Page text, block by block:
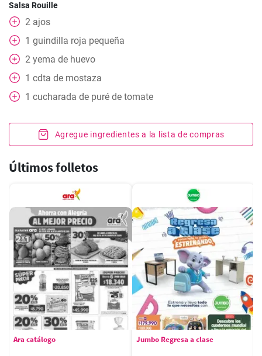
Salsa Rouille
2 ajos
1 guindilla roja pequeña
2 yema de huevo
1 cdta de mostaza
1 cucharada de puré de tomate
Agregue ingredientes a la lista de compras
Últimos folletos
Ara catálogo Jumbo Regresa a clase